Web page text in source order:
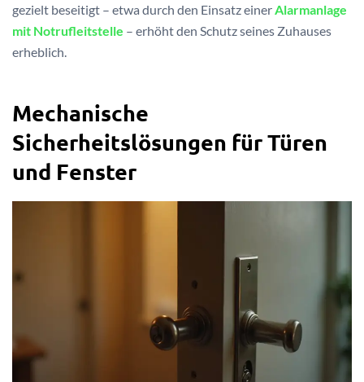
gezielt beseitigt – etwa durch den Einsatz einer Alarmanlage
mit Notrufleitstelle – erhöht den Schutz seines Zuhauses
erheblich.
Mechanische
Sicherheitslösungen für Türen
und Fenster